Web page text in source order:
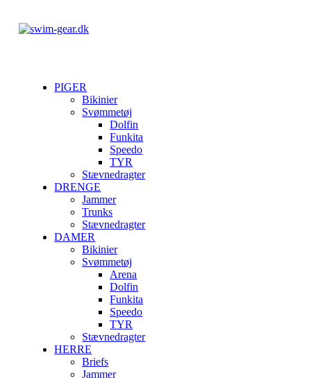
PIGER
Bikinier
Svømmetøj
Dolfin
Funkita
Speedo
TYR
Stævnedragter
DRENGE
Jammer
Trunks
Stævnedragter
DAMER
Bikinier
Svømmetøj
Arena
Dolfin
Funkita
Speedo
TYR
Stævnedragter
HERRE
Briefs
Jammer